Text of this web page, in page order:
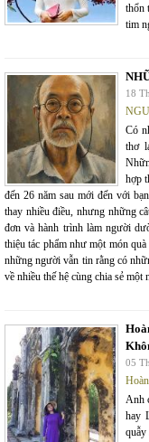
thổn
tim
18
Có
thơ
hợp
đến 26 năm sau mới đến với
thay nhiều điều, nhưng những
đơn và hành trình làm người
thiệu tác phẩm như một món
những người vẫn tin rằng có
về nhiều thế hệ cùng chia sẻ
05
Anh
hay
quẫy